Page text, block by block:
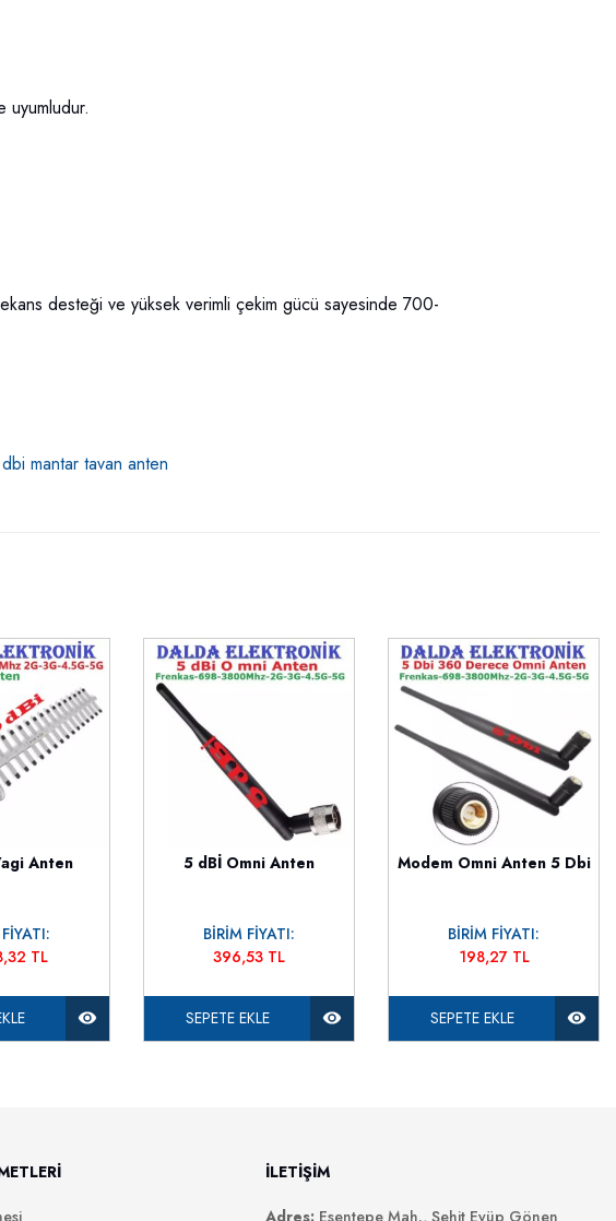
desteği ve yüksek verimli çekim gücü sayesinde 700-
mantar tavan anten
Anten
TL
5 dBİ Omni Anten
BİRİM FİYATI:
396,53 TL
SEPETE EKLE
Modem Omni Anten 5 Dbi
BİRİM FİYATI:
198,27 TL
SEPETE EKLE
İLETİŞİM
Adres: Esentepe Mah., Şehit Eyüp Gönen